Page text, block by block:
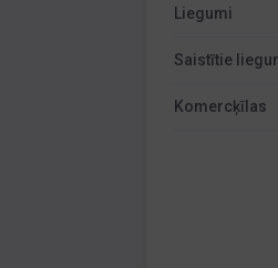
Liegumi
Saistītie
Komercķīlas